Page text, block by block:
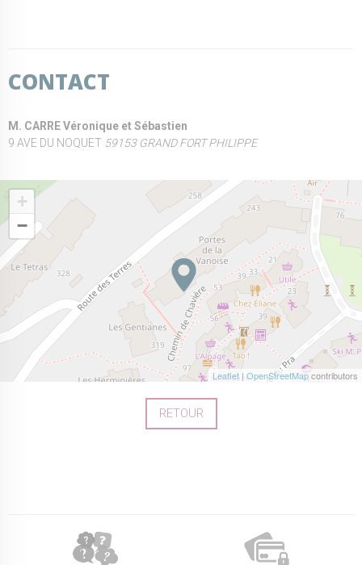
CONTACT
M. CARRE Véronique et Sébastien
9 AVE DU NOQUET 59153 GRAND FORT PHILIPPE
+
−
Leaflet| OpenStreetMapcontributors
RETOUR